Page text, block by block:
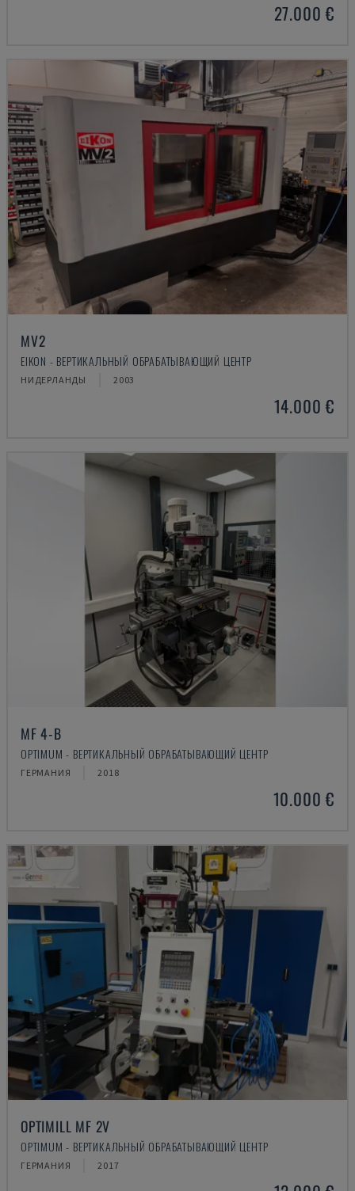
27.000 €
MV2
EIKON - ВЕРТИКАЛЬНЫЙ ОБРАБАТЫВАЮЩИЙ ЦЕНТР
НИДЕРЛАНДЫ 2003
14.000 €
MF 4-B
OPTIMUM - ВЕРТИКАЛЬНЫЙ ОБРАБАТЫВАЮЩИЙ ЦЕНТР
ГЕРМАНИЯ 2018
10.000 €
OPTIMILL MF 2V
OPTIMUM - ВЕРТИКАЛЬНЫЙ ОБРАБАТЫВАЮЩИЙ ЦЕНТР
ГЕРМАНИЯ 2017